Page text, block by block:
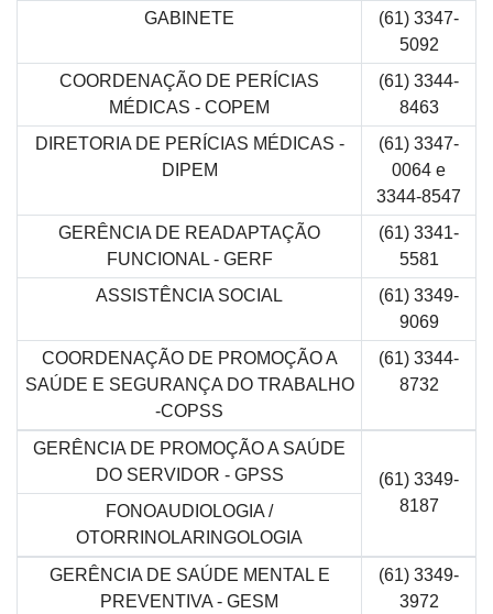
GABINETE
(61) 3347-
5092
COORDENAÇÃO DE PERÍCIAS
MÉDICAS - COPEM
(61) 3344-
8463
DIRETORIA DE PERÍCIAS MÉDICAS -
DIPEM
(61) 3347-
0064 e
3344-8547
GERÊNCIA DE READAPTAÇÃO
FUNCIONAL - GERF
(61) 3341-
5581
ASSISTÊNCIA SOCIAL
(61) 3349-
9069
COORDENAÇÃO DE PROMOÇÃO A
SAÚDE E SEGURANÇA DO TRABALHO
-COPSS
(61) 3344-
8732
GERÊNCIA DE PROMOÇÃO A SAÚDE
DO SERVIDOR - GPSS
(61) 3349-
8187
FONOAUDIOLOGIA /
OTORRINOLARINGOLOGIA
GERÊNCIA DE SAÚDE MENTAL E
PREVENTIVA - GESM
(61) 3349-
3972